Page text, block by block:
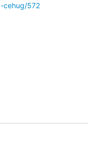
cehug/572